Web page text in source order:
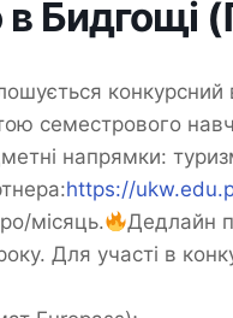
в Бидгощі
конкурсний
семестрового
напрямки:
https://
місяць.
Дедлайн
Для участі в